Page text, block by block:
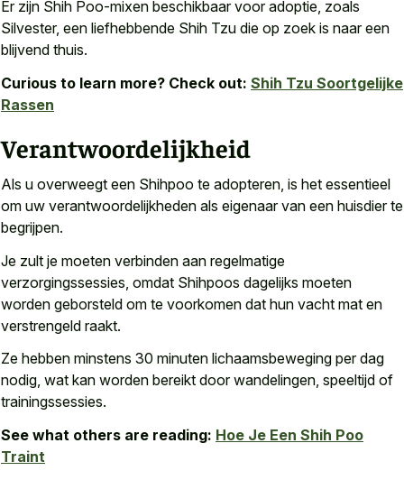
Er zijn Shih Poo-mixen beschikbaar voor adoptie, zoals
Silvester, een liefhebbende Shih Tzu die op zoek is naar een
blijvend thuis.
Curious to learn more? Check out: Shih Tzu Soortgelijke
Rassen
Verantwoordelijkheid
Als u overweegt een Shihpoo te adopteren, is het essentieel
om uw verantwoordelijkheden als eigenaar van een huisdier te
begrijpen.
Je zult je moeten verbinden aan regelmatige
verzorgingssessies, omdat Shihpoos dagelijks moeten
worden geborsteld om te voorkomen dat hun vacht mat en
verstrengeld raakt.
Ze hebben minstens 30 minuten lichaamsbeweging per dag
nodig, wat kan worden bereikt door wandelingen, speeltijd of
trainingssessies.
See what others are reading: Hoe Je Een Shih Poo
Traint